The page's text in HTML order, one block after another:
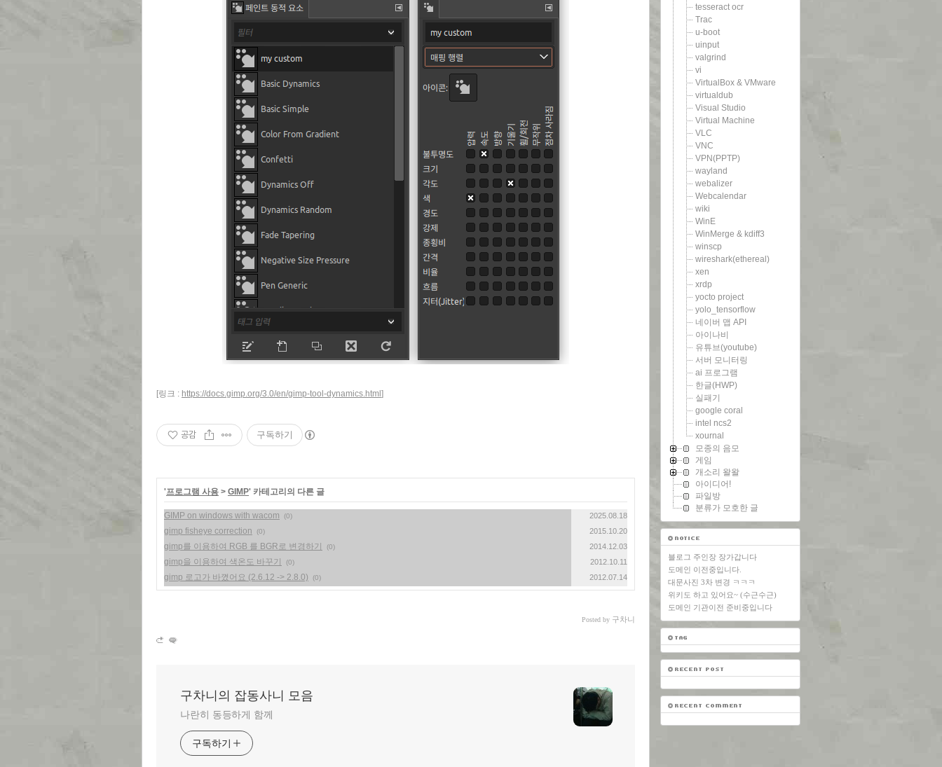
[링크 : https://docs.gimp.org/3.0/en/gimp-tool-dynamics.html ]
공감 구독하기
'프로그램 사용 > GIMP' 카테고리의 다른 글
GIMP on windows with wacom (0) 2025.08.18
gimp fisheye correction (0) 2015.10.20
gimp를 이용하여 RGB 를 BGR로 변경하기 (0) 2014.12.03
gimp을 이용하여 색온도 바꾸기 (0) 2012.10.11
gimp 로고가 바꼈어요 (2.6.12 -> 2.8.0) (0) 2012.07.14
Posted by 구차니
구차니의 잡동사니 모음
나란히 동등하게 함께
구독하기
tesseract ocr
Trac
u-boot
uinput
valgrind
vi
VirtualBox & VMware
virtualdub
Visual Studio
Virtual Machine
VLC
VNC
VPN(PPTP)
wayland
webalizer
Webcalendar
wiki
WinE
WinMerge & kdiff3
winscp
wireshark(ethereal)
xen
xrdp
yocto project
yolo_tensorflow
네이버 맵 API
아이나비
유튜브(youtube)
서버 모니터링
ai 프로그램
한글(HWP)
실패기
google coral
intel ncs2
xournal
모종의 음모
게임
개소리 왈왈
아이디어!
파일방
분류가 모호한 글
블로그 주인장 장가갑니다
도메인 이전중입니다.
대문사진 3차 변경 ㅋㅋㅋ
위키도 하고 있어요~ (수근수근)
도메인 기관이전 준비중입니다